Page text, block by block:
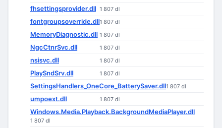
fhsettingsprovider.dll 1 807 dl
fontgroupsoverride.dll1 807 dl
MemoryDiagnostic.dll 1 807 dl
NgcCtnrSvc.dll 1 807 dl
nsisvc.dll 1 807 dl
PlaySndSrv.dll 1 807 dl
SettingsHandlers_OneCore_BatterySaver.dll1 807 dl
umpoext.dll 1 807 dl
Windows.Media.Playback.BackgroundMediaPlayer.dll
1 807 dl